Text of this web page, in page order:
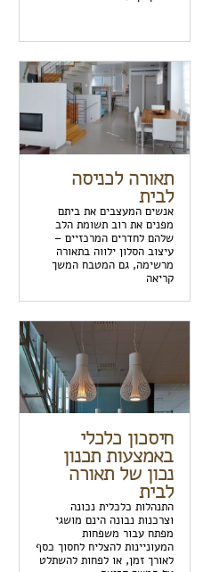
תאורה לכניסה
לבית
אנשים המעצבים את ביתם
מפנים את רוב תשומת הלב
שלהם לחדרים המרכזיים –
עיצוב הסלון ילווה בתאורה
מרשימה, גם המטבח המשך
קריאה
חיסכון כלכלי
באמצעות תכנון
נכון של תאורה
לבית
התנהלות כלכלית נכונה
וצרכנות נבונה הינם מושגי
מפתח עבור משפחות
המעוניינות להצליח לחסוך כסף
לאורך זמן, או לפחות להשתלט